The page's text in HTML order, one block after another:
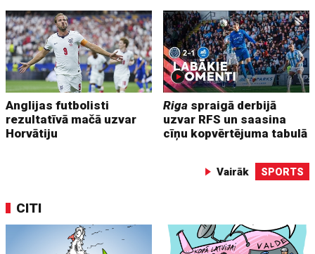
Anglijas futbolisti
rezultatīvā mačā uzvar
Horvātiju
Riga spraigā derbijā
uzvar RFS un saasina
cīņu kopvērtējuma tabulā
Vairāk SPORTS
CITI